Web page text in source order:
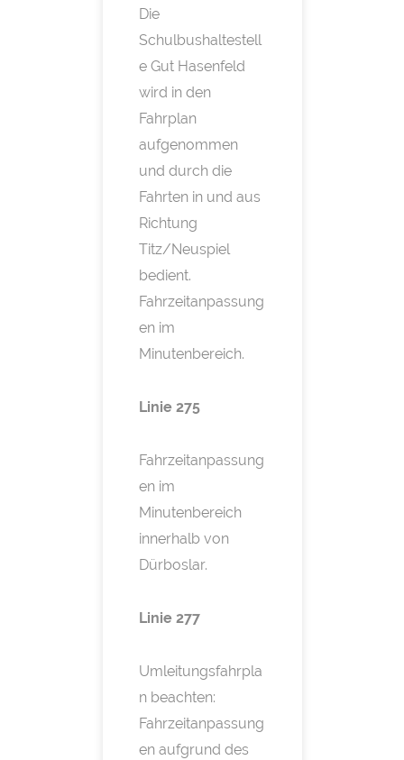
Die
Schulbushaltestell
e Gut Hasenfeld
wird in den
Fahrplan
aufgenommen
und durch die
Fahrten in und aus
Richtung
Titz/Neuspiel
bedient.
Fahrzeitanpassung
en im
Minutenbereich.
Linie 275
Fahrzeitanpassung
en im
Minutenbereich
innerhalb von
Dürboslar.
Linie 277
Umleitungsfahrpla
n beachten:
Fahrzeitanpassung
en aufgrund des